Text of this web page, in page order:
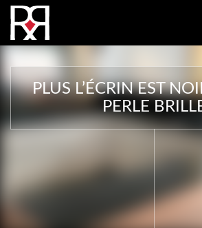
Où nous
PLUS L’ÉCRIN EST
PERLE